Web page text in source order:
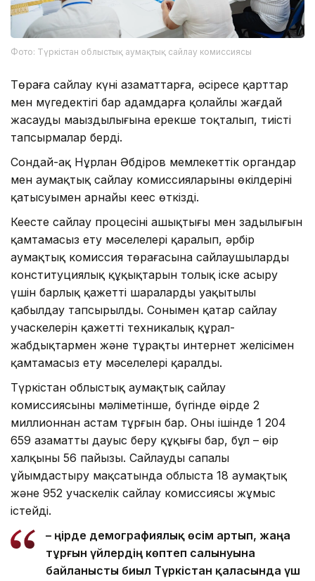
Фото: Түркістан облыстық аумақтық сайлау комиссиясы
Төраға сайлау күні азаматтарға, әсіресе қарттар
мен мүгедектігі бар адамдарға қолайлы жағдай
жасаудың маңыздылығына ерекше тоқталып, тиісті
тапсырмалар берді.
Сондай-ақ Нұрлан Әбдіров мемлекеттік органдар
мен аумақтық сайлау комиссияларының өкілдерінің
қатысуымен арнайы кеңес өткізді.
Кеңесте сайлау процесінің ашықтығы мен заңдылығын
қамтамасыз ету мәселелері қаралып, әрбір
аумақтық комиссия төрағасына сайлаушылардың
конституциялық құқықтарын толық іске асыру
үшін барлық қажетті шараларды уақытылы
қабылдау тапсырылды. Сонымен қатар сайлау
учаскелерін қажетті техникалық құрал-
жабдықтармен және тұрақты интернет желісімен
қамтамасыз ету мәселелері қаралды.
Түркістан облыстық аумақтық сайлау
комиссиясының мәліметінше, бүгінде өңірде 2
миллионнан астам тұрғын бар. Оның ішінде 1 204
659 азаматтың дауыс беру құқығы бар, бұл – өңір
халқының 56 пайызы. Сайлауды сапалы
ұйымдастыру мақсатында облыста 18 аумақтық
және 952 учаскелік сайлау комиссиясы жұмыс
істейді.
– Өңірде демографиялық өсім артып, жаңа
тұрғын үйлердің көптеп салынуына
байланысты биыл Түркістан қаласында үш